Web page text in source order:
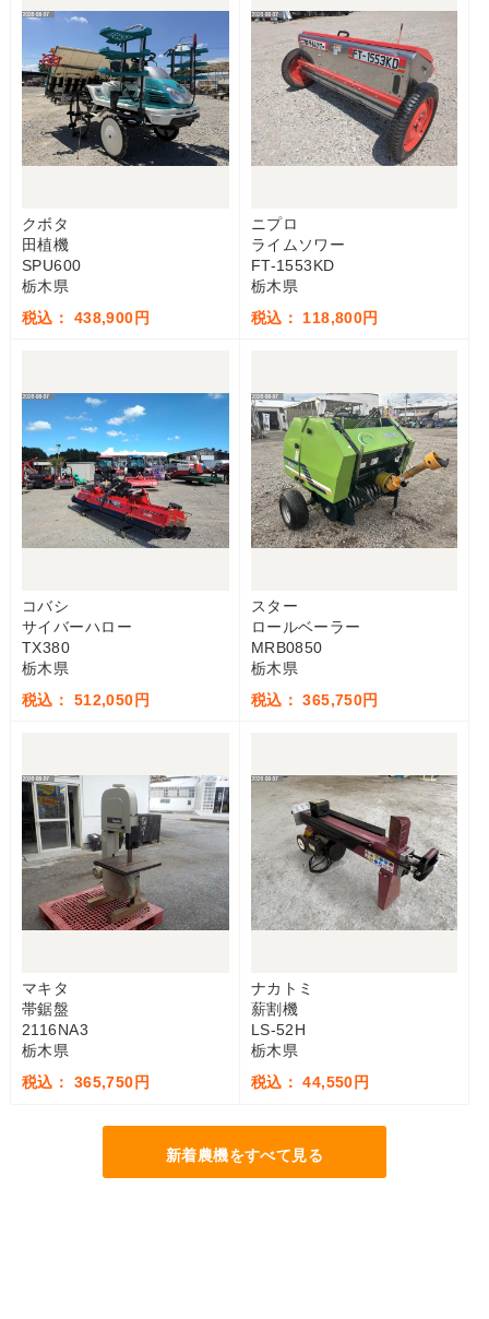
クボタ
田植機
SPU600
栃木県
税込： 438,900円
ニプロ
ライムソワー
FT-1553KD
栃木県
税込： 118,800円
コバシ
サイバーハロー
TX380
栃木県
税込： 512,050円
スター
ロールベーラー
MRB0850
栃木県
税込： 365,750円
マキタ
帯鋸盤
2116NA3
栃木県
税込： 365,750円
ナカトミ
薪割機
LS-52H
栃木県
税込： 44,550円
新着農機をすべて見る